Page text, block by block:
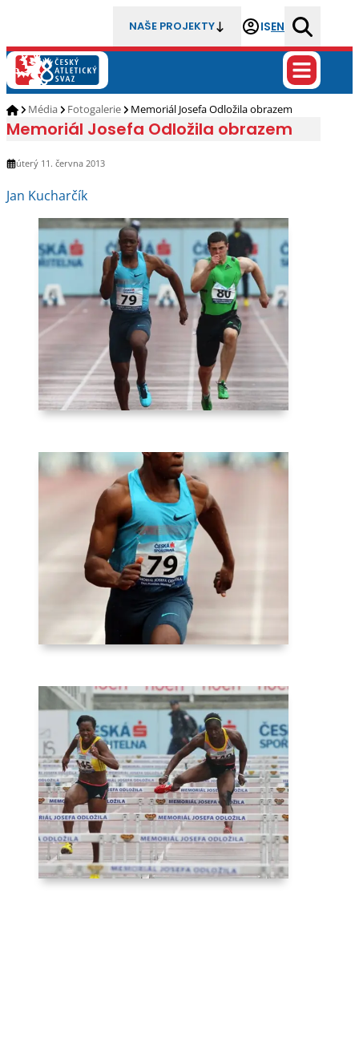
NAŠE PROJEKTY ISEN
Média Fotogalerie Memoriál Josefa Odložila obrazem
Memoriál Josefa Odložila obrazem
úterý 11. června 2013
Jan Kucharčík